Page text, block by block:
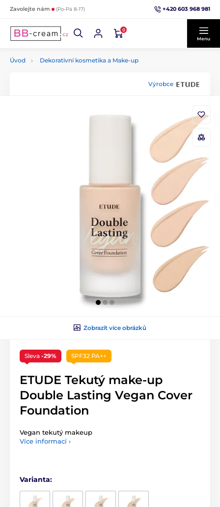
Zavolejte nám (Po-Pá 8-17) +420 603 968 981
0
Menu
Úvod Dekorativní kosmetika a Make-up
Výrobce
Zobrazit více obrázků
Sleva -29% SPF32 PA++
ETUDE Tekutý make-up
Double Lasting Vegan Cover
Foundation
Vegan tekutý makeup
Více informací ›
Varianta: